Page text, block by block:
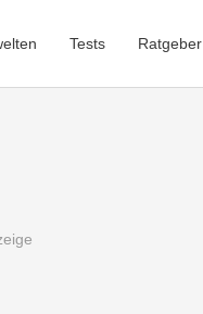
Tests Ratgeber